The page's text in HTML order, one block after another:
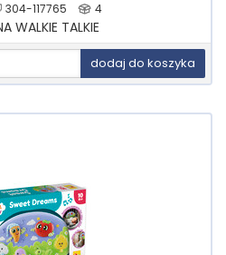
304-117765 4
WALKIE TALKIE
dodaj do koszyka